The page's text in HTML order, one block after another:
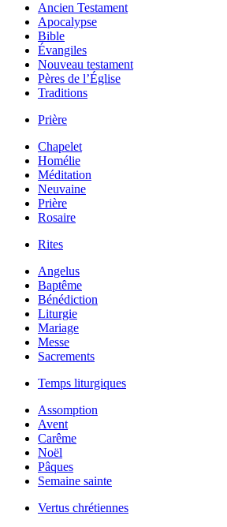
Ancien Testament
Apocalypse
Bible
Évangiles
Nouveau testament
Pères de l’Église
Traditions
Prière
Chapelet
Homélie
Méditation
Neuvaine
Prière
Rosaire
Rites
Angelus
Baptême
Bénédiction
Liturgie
Mariage
Messe
Sacrements
Temps liturgiques
Assomption
Avent
Carême
Noël
Pâques
Semaine sainte
Vertus chrétiennes